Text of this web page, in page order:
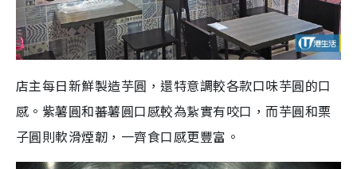
店主每日新鮮製造芋圓，還特意調較各款口味芋圓的口
感。紫薯圓和蕃薯圓口感較為紥實有咬口，而芋圓和栗
子圓則軟滑煙韌，一齊食口感更豐富。